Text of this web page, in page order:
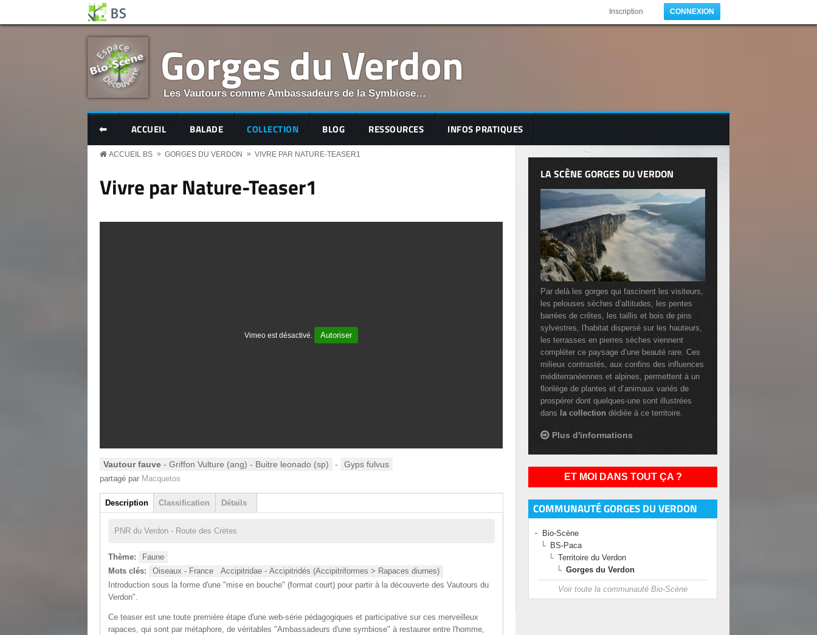
Aller au contenu principal
Inscription CONNEXION
Gorges du Verdon
Les Vautours comme Ambassadeurs de la Symbiose…
BS MENU
⬅ ACCUEIL BALADE COLLECTION BLOG RESSOURCES INFOS PRATIQUES
ACCUEIL BS » GORGES DU VERDON » VIVRE PAR NATURE-TEASER1
Vivre par Nature-Teaser1
Vimeo est désactivé. Autoriser
Vautour fauve - Griffon Vulture (ang) - Buitre leonado (sp) - Gyps fulvus
partagé par Macquetos
Group
Description
(onglet actif)
Classification Détails
PNR du Verdon - Route des Crètes
Thème:
Faune
Mots clés:
Oiseaux - France
Accipitridae - Accipitridés (Accipitriformes > Rapaces diurnes)
Introduction sous la forme d'une "mise en bouche" (format court) pour partir à la découverte des Vautours du
Verdon".
Ce teaser est une toute première étape d'une web-série pédagogiques et participative sur ces merveilleux
rapaces, qui sont par métaphore, de véritables "Ambassadeurs d'une symbiose" à restaurer entre l'homme,
LA SCÈNE GORGES DU VERDON
Par delà les gorges qui fascinent les visiteurs,
les pelouses sèches d’altitudes, les pentes
barrées de crêtes, les taillis et bois de pins
sylvestres, l'habitat dispersé sur les hauteurs,
les terrasses en pierres sèches viennent
compléter ce paysage d’une beauté rare. Ces
milieux contrastés, aux confins des influences
méditerranéennes et alpines, permettent à un
florilège de plantes et d’animaux variés de
prospérer dont quelques-une sont illustrées
dans la collection dédiée à ce territoire.
Plus d'informations
ET MOI DANS TOUT ÇA ?
COMMUNAUTÉ GORGES DU VERDON
Bio-Scène
BS-Paca
Territoire du Verdon
Gorges du Verdon
Voir toute la communauté Bio-Scène
Panneau de gestion des cookies